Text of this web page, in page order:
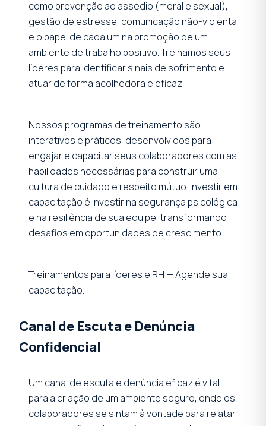
como prevenção ao assédio (moral e sexual),
gestão de estresse, comunicação não-violenta
e o papel de cada um na promoção de um
ambiente de trabalho positivo. Treinamos seus
líderes para identificar sinais de sofrimento e
atuar de forma acolhedora e eficaz.
Nossos programas de treinamento são
interativos e práticos, desenvolvidos para
engajar e capacitar seus colaboradores com as
habilidades necessárias para construir uma
cultura de cuidado e respeito mútuo. Investir em
capacitação é investir na segurança psicológica
e na resiliência de sua equipe, transformando
desafios em oportunidades de crescimento.
Treinamentos para líderes e RH — Agende sua
capacitação.
Canal de Escuta e Denúncia
Confidencial
Um canal de escuta e denúncia eficaz é vital
para a criação de um ambiente seguro, onde os
colaboradores se sintam à vontade para relatar